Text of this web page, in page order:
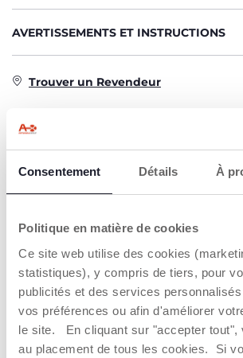
Consentement Détails À
Politique en matière de cookies
Ce site web utilise des cookies
statistiques), y compris de tiers, pour
publicités et des services
vos préférences ou afin d'améliorer
le site. En cliquant sur "accepter tout",
au placement de tous les cookies. Si
AVERTISSEMENTS ET INSTRUCTIONS
Trouver un Revendeur
CARACTÉRISTIQUES DU
POMPE
MANUELLE
INCLUSE !
La pompe manuelle
est incluse dans la
FACILE
Le cheval
facile à
de la